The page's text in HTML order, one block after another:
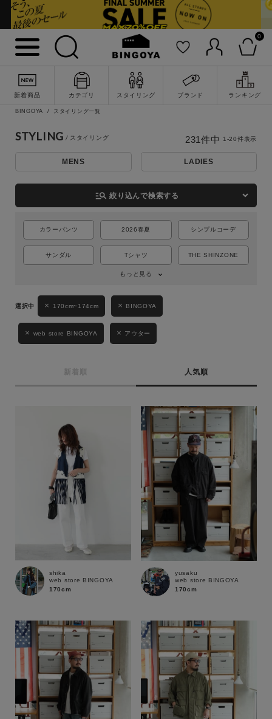
0
新着商品 カテゴリ スタイリング ブランド ランキング
詳細検索
BINGOYA スタイリング一覧
STYLING
MENS LADIES
manage_search 絞り込んで検索する
カラーパンツ 2026春夏 シンプルコーデ
サンダル Tシャツ THE SHINZONE
もっと見る
170cm~174cm BINGOYA
web store BINGOYA アウター
新着順 人気順
231 件中 1-20件表示
shika
web store BINGOYA
170cm
yusaku
web store BINGOYA
170cm